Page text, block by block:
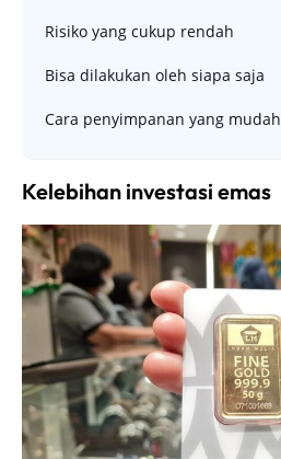
Risiko yang cukup rendah
Bisa dilakukan oleh siapa saja
Cara penyimpanan yang mudah
Kelebihan investasi emas